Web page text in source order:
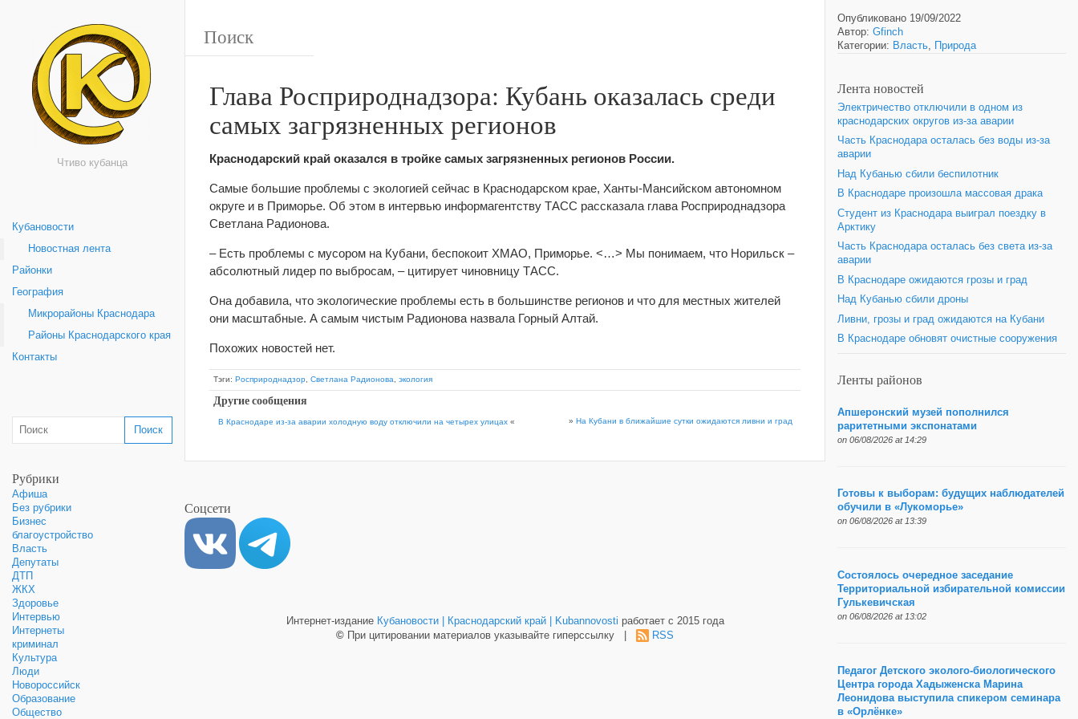
Чтиво кубанца
Кубановости
Новостная лента
Районки
География
Микрорайоны Краснодара
Районы Краснодарского края
Контакты
Рубрики
Афиша
Без рубрики
Бизнес
благоустройство
Власть
Депутаты
ДТП
ЖКХ
Здоровье
Интервью
Интернеты
криминал
Культура
Люди
Новороссийск
Образование
Общество
Глава Росприроднадзора: Кубань оказалась среди
самых загрязненных регионов
Краснодарский край оказался в тройке самых загрязненных регионов России.
Самые большие проблемы с экологией сейчас в Краснодарском крае, Ханты-Мансийском автономном
округе и в Приморье. Об этом в интервью информагентству ТАСС рассказала глава Росприроднадзора
Светлана Радионова.
– Есть проблемы с мусором на Кубани, беспокоит ХМАО, Приморье. <…> Мы понимаем, что Норильск –
абсолютный лидер по выбросам, – цитирует чиновницу ТАСС.
Она добавила, что экологические проблемы есть в большинстве регионов и что для местных жителей
они масштабные. А самым чистым Радионова назвала Горный Алтай.
Похожих новостей нет.
Тэги: Росприроднадзор Светлана Радионова экология
Другие сообщения
В Краснодаре из-за аварии холодную воду отключили на четырех улицах « » На Кубани в ближайшие сутки ожидаются ливни и град
Опубликовано 19/09/2022
Автор: Gfinch
Категории: Власть, Природа
Лента новостей
Электричество отключили в одном из
краснодарских округов из-за аварии
Часть Краснодара осталась без воды из-за
аварии
Над Кубанью сбили беспилотник
В Краснодаре произошла массовая драка
Студент из Краснодара выиграл поездку в
Арктику
Часть Краснодара осталась без света из-за
аварии
В Краснодаре ожидаются грозы и град
Над Кубанью сбили дроны
Ливни, грозы и град ожидаются на Кубани
В Краснодаре обновят очистные сооружения
Ленты районов
Апшеронский музей пополнился
раритетными экспонатами
on 06/08/2026 at 14:29
Готовы к выборам: будущих наблюдателей
обучили в «Лукоморье»
on 06/08/2026 at 13:39
Состоялось очередное заседание
Территориальной избирательной комиссии
Гулькевичская
on 06/08/2026 at 13:02
Педагог Детского эколого-биологического
Центра города Хадыженска Марина
Леонидова выступила спикером семинара
в «Орлёнке»
Соцсети
Интернет-издание Кубановости | Краснодарский край | Kubannovosti работает с 2015 года
© При цитировании материалов указывайте гиперссылку | RSS